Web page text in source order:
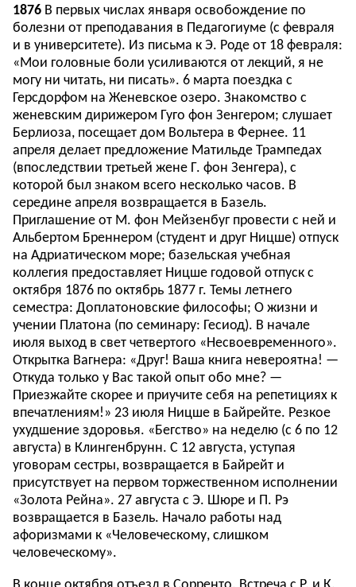
1876 В первых числах января освобождение по
болезни от преподавания в Педагогиуме (с февраля
и в университете). Из письма к Э. Роде от 18 февраля:
«Мои головные боли усиливаются от лекций, я не
могу ни читать, ни писать». 6 марта поездка с
Герсдорфом на Женевское озеро. Знакомство с
женевским дирижером Гуго фон Зенгером; слушает
Берлиоза, посещает дом Вольтера в Фернее. 11
апреля делает предложение Матильде Трампедах
(впоследствии третьей жене Г. фон Зенгера), с
которой был знаком всего несколько часов. В
середине апреля возвращается в Базель.
Приглашение от М. фон Мейзенбуг провести с ней и
Альбертом Бреннером (студент и друг Ницше) отпуск
на Адриатическом море; базельская учебная
коллегия предоставляет Ницше годовой отпуск с
октября 1876 по октябрь 1877 г. Темы летнего
семестра: Доплатоновские философы; О жизни и
учении Платона (по семинару: Гесиод). В начале
июля выход в свет четвертого «Несвоевременного».
Открытка Вагнера: «Друг! Ваша книга невероятна! —
Откуда только у Вас такой опыт обо мне? —
Приезжайте скорее и приучите себя на репетициях к
впечатлениям!» 23 июля Ницше в Байрейте. Резкое
ухудшение здоровья. «Бегство» на неделю (с 6 по 12
августа) в Клингенбрунн. С 12 августа, уступая
уговорам сестры, возвращается в Байрейт и
присутствует на первом торжественном исполнении
«Золота Рейна». 27 августа с Э. Шюре и П. Рэ
возвращается в Базель. Начало работы над
афоризмами к «Человеческому, слишком
человеческому».